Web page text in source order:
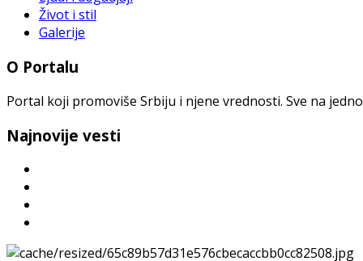
Život i stil
Galerije
O Portalu
Portal koji promoviše Srbiju i njene vrednosti. Sve na
Najnovije vesti